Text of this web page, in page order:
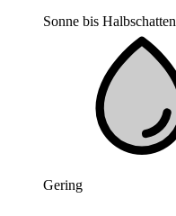
Sonne bis Halbschatten
Gering